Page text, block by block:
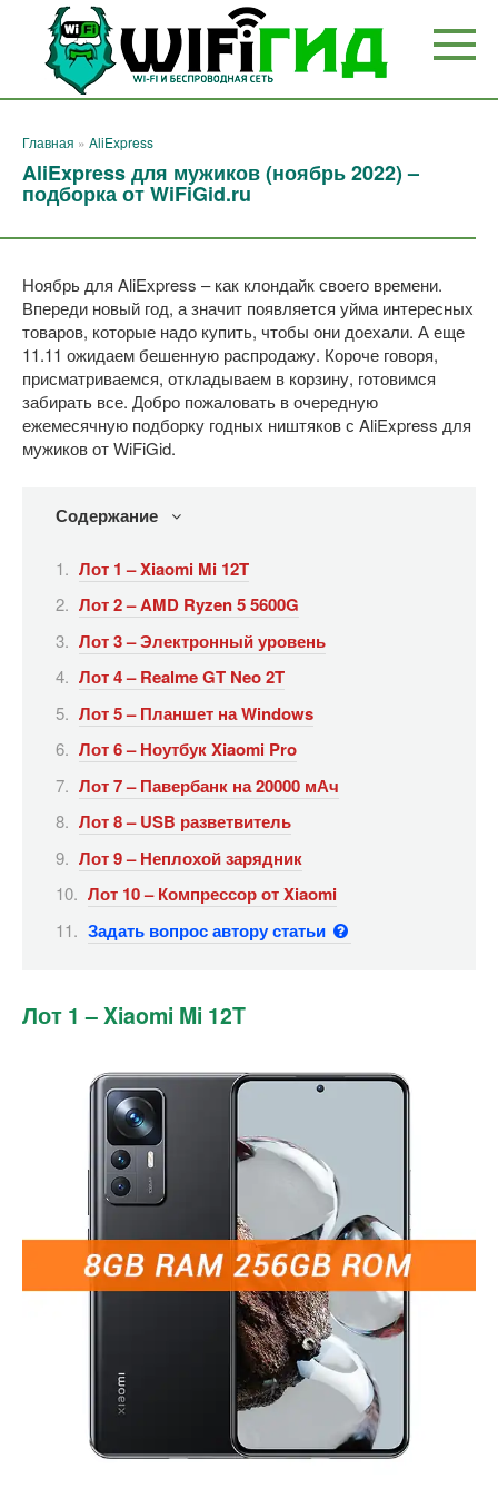
Перейти
контенту
Главная » AliExpress
AliExpress для мужиков (ноябрь 2022) –
подборка от WiFiGid.ru
Ноябрь для AliExpress – как клондайк своего времени.
Впереди новый год, а значит появляется уйма интересных
товаров, которые надо купить, чтобы они доехали. А еще
11.11 ожидаем бешенную распродажу. Короче говоря,
присматриваемся, откладываем в корзину, готовимся
забирать все. Добро пожаловать в очередную
ежемесячную подборку годных ништяков с AliExpress для
мужиков от WiFiGid.
Содержание
Лот 1 – Xiaomi Mi 12T
Лот 2 – AMD Ryzen 5 5600G
Лот 3 – Электронный уровень
Лот 4 – Realme GT Neo 2T
Лот 5 – Планшет на Windows
Лот 6 – Ноутбук Xiaomi Pro
Лот 7 – Павербанк на 20000 мАч
Лот 8 – USB разветвитель
Лот 9 – Неплохой зарядник
Лот 10 – Компрессор от Xiaomi
Задать вопрос автору статьи
Лот 1 – Xiaomi Mi 12T